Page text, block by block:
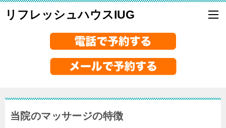
リフレッシュハウスIUG
当院のマッサージの特徴